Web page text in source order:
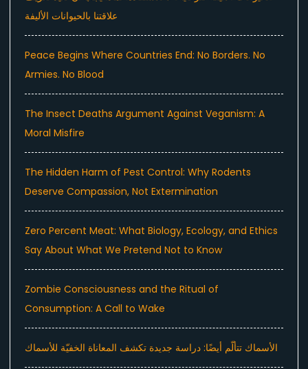
علاقتنا بالحيوانات الأليفة
Peace Begins Where Countries End: No Borders. No
Armies. No Blood
The Insect Deaths Argument Against Veganism: A
Moral Misfire
The Hidden Harm of Pest Control: Why Rodents
Deserve Compassion, Not Extermination
Zero Percent Meat: What Biology, Ecology, and Ethics
Say About What We Pretend Not to Know
Zombie Consciousness and the Ritual of
Consumption: A Call to Wake
الأسماك تتألّم أيضًا: دراسة جديدة تكشف المعاناة الخفيّة للأسماك